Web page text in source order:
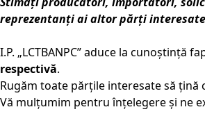
reprezentanți ai altor părți
I.P. „LCTBANPC” aduce la cunoștință
respectivă.
Rugăm toate părțile interesate să
Vă mulțumim pentru înțelegere și ne